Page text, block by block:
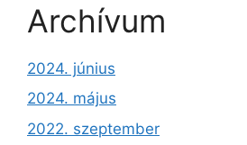
Archívum
2024. június
2024. május
2022. szeptember